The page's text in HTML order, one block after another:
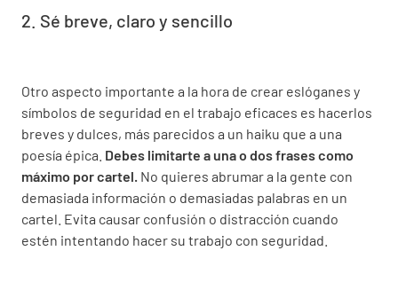
2. Sé breve, claro y sencillo
Otro aspecto importante a la hora de crear eslóganes y
símbolos de seguridad en el trabajo eficaces es hacerlos
breves y dulces, más parecidos a un haiku que a una
poesía épica. Debes limitarte a una o dos frases como
máximo por cartel. No quieres abrumar a la gente con
demasiada información o demasiadas palabras en un
cartel. Evita causar confusión o distracción cuando
estén intentando hacer su trabajo con seguridad.